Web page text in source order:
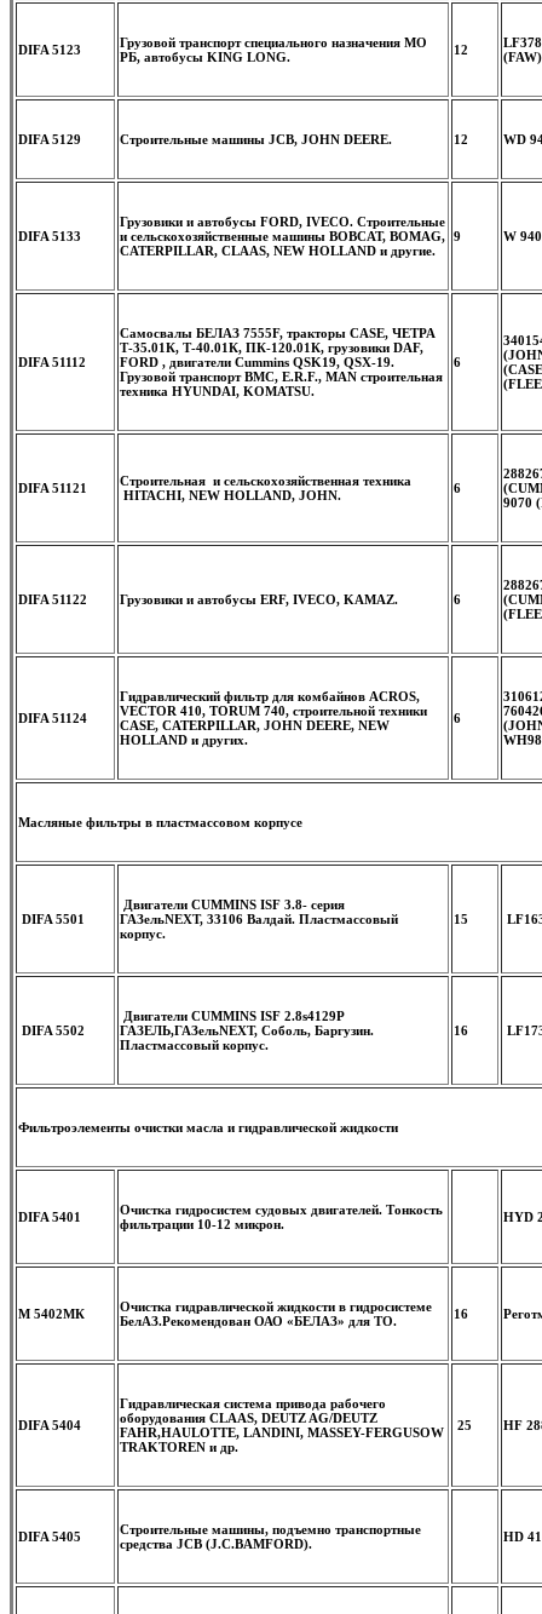
DIFA 5123
Грузовой транспорт специального назначения МО
РБ, автобусы KING LONG.
12
DIFA 5129 Строительные машины JCB, JOHN DEERE. 12 WD
DIFA 5133
Грузовики и автобусы FORD, IVECO. Строительные
и сельскохозяйственные машины BOBCAT, BOMAG,
CATERPILLAR, CLAAS, NEW HOLLAND и другие.
9 W
DIFA 51112
Самосвалы БЕЛАЗ 7555F, тракторы CASE, ЧЕТРА
Т-35.01К, Т-40.01К, ПК-120.01К, грузовики DAF,
FORD , двигатели Cummins QSK19, QSX-19.
Грузовой транспорт BMC, E.R.F., MAN строительная
техника HYUNDAI, KOMATSU.
6
DIFA 51121
Строительная и сельскохозяйственная техника
HITACHI, NEW HOLLAND, JOHN.
6
9070
DIFA 51122 Грузовики и автобусы ERF, IVECO, KAMAZ. 6
DIFA 51124
Гидравлический фильтр для комбайнов ACROS,
VECTOR 410, TORUM 740, строительной техники
CASE, CATERPILLAR, JOHN DEERE, NEW
HOLLAND и других.
6
Масляные фильтры в пластмассовом корпусе
DIFA 5501
Двигатели CUMMINS ISF 3.8- серия
ГАЗельNEXT, 33106 Валдай. Пластмассовый
корпус.
15
DIFA 5502
Двигатели CUMMINS ISF 2.8s4129P
ГАЗЕЛЬ,ГАЗельNEXT, Соболь, Баргузин.
Пластмассовый корпус.
16
Фильтроэлементы очистки масла и гидравлической жидкости
DIFA 5401 Очистка гидросистем судовых двигателей. Тонкость
фильтрации 10-12 микрон.
HYD
М 5402МК
Очистка гидравлической жидкости в гидросистеме
БелАЗ.Рекомендован ОАО «БЕЛАЗ» для ТО. 16
DIFA 5404
Гидравлическая система привода рабочего
оборудования CLAAS, DEUTZ AG/DEUTZ
FAHR,HAULOTTE, LANDINI, MASSEY-FERGUSOW
TRAKTOREN и др.
25 HF
DIFA 5405
Строительные машины, подъемно транспортные
средства JCB (J.C.BAMFORD).
HD